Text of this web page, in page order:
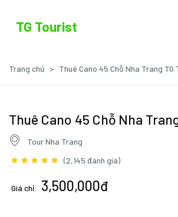
TG Tourist
Trang chủ Thuê Cano 45 Chỗ Nha Trang TG
Thuê Cano 45 Chỗ Nha
Tour Nha Trang
(2,145 đánh giá)
Giá chỉ: 3,500,000đ